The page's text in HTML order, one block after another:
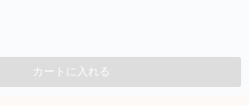
カートに入れる